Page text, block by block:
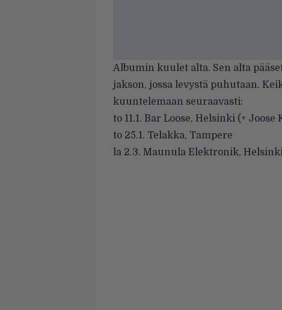
Albumin kuulet alta. Sen alta
jakson, jossa levystä puhutaan.
kuuntelemaan seuraavasti:
to 11.1. Bar Loose, Helsinki (+
to 25.1. Telakka, Tampere
la 2.3. Maunula Elektronik,